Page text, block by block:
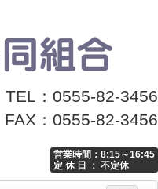
TEL：0555-82-3456
FAX：0555-82-3456
営業時間：8:15～16:45
定 休 日 ： 不定休